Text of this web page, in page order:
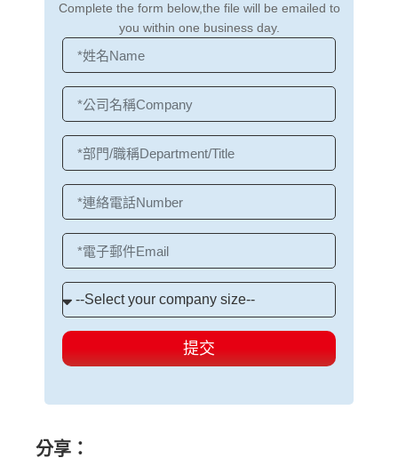
Complete the form below,the file will be emailed to
you within one business day.
提交
分享：